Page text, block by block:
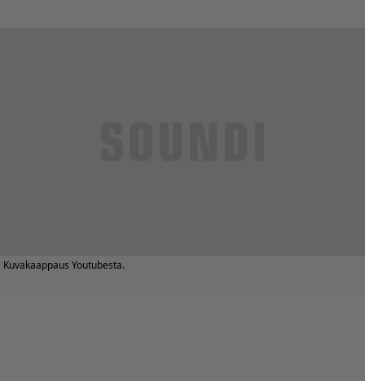
Kuvakaappaus Youtubesta.